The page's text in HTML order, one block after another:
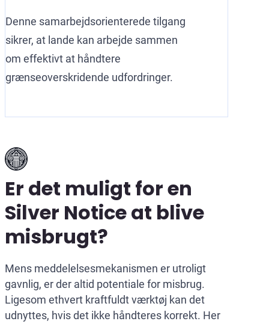
Denne samarbejdsorienterede tilgang
sikrer, at lande kan arbejde sammen
om effektivt at håndtere
grænseoverskridende udfordringer.
Er det muligt for en
Silver Notice at blive
misbrugt?
Mens meddelelsesmekanismen er utroligt
gavnlig, er der altid potentiale for misbrug.
Ligesom ethvert kraftfuldt værktøj kan det
udnyttes, hvis det ikke håndteres korrekt. Her